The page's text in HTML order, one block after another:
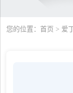
您的位置：首页 > 爱